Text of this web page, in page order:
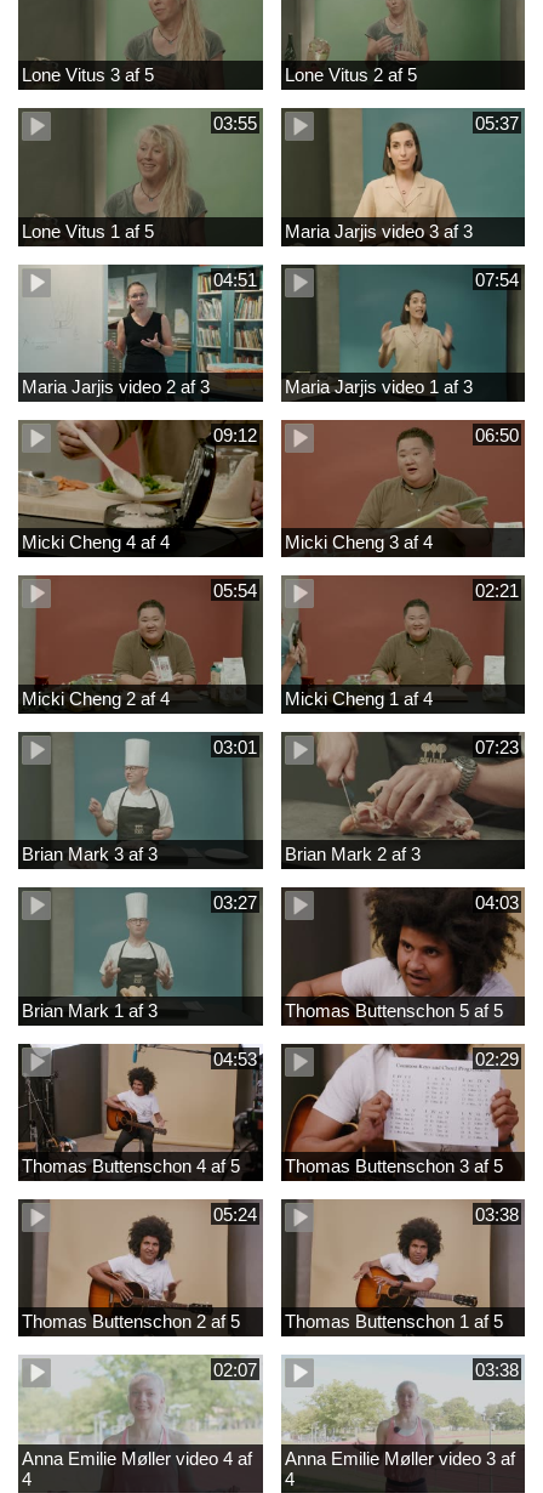
Lone Vitus 3 af 5 Lone Vitus 2 af 5
03:55
Lone Vitus 1 af 5
05:37
Maria Jarjis video 3 af 3
04:51
Maria Jarjis video 2 af 3
07:54
Maria Jarjis video 1 af 3
09:12
Micki Cheng 4 af 4
06:50
Micki Cheng 3 af 4
05:54
Micki Cheng 2 af 4
02:21
Micki Cheng 1 af 4
03:01
Brian Mark 3 af 3
07:23
Brian Mark 2 af 3
03:27
Brian Mark 1 af 3
04:03
Thomas Buttenschon 5 af 5
04:53
Thomas Buttenschon 4 af 5
02:29
Thomas Buttenschon 3 af 5
05:24
Thomas Buttenschon 2 af 5
03:38
Thomas Buttenschon 1 af 5
02:07
Anna Emilie Møller video 4 af
4
03:38
Anna Emilie Møller video 3 af
4